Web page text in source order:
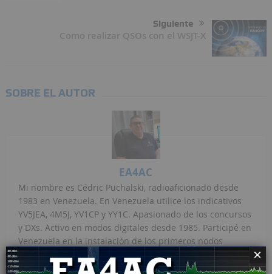
Siguiente
Como realizar QSOs con el WSJT-X
SOBRE EL AUTOR
EA4AC
Mi nombre es Cédric Puchalski, radioaficionado desde
1983 en Venezuela. En Venezuela utilice los indicativos
YV5JEA, 4M5J, YV1CP y YY1C. Apasionado de los concursos
y DXs. Activo en modos digitales desde 1985. Participé en
Venezuela en la instalación de los primeros nodos
digitales. He retomando la radioafición en España desde
2015 como EA4GST y posteriormente en el 2019 como
×